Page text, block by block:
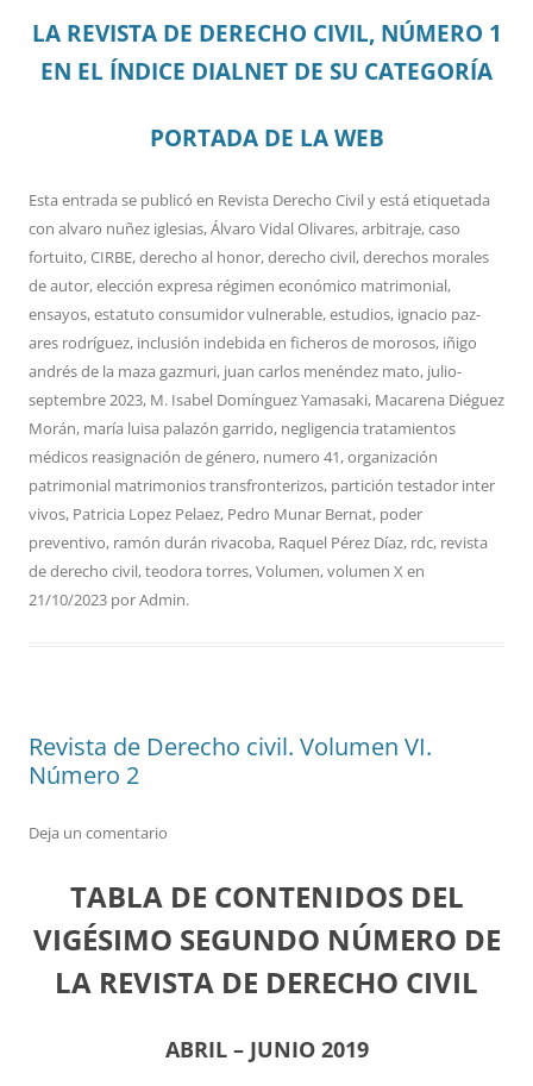
LA REVISTA DE DERECHO CIVIL, NÚMERO 1
EN EL ÍNDICE DIALNET DE SU CATEGORÍA
PORTADA DE LA WEB
Esta entrada se publicó en Revista Derecho Civily está etiquetada
con alvaro nuñez iglesias,Álvaro Vidal Olivares,arbitraje,caso
fortuito,CIRBE,derecho al honor,derecho civil,derechos morales
de autor,elección expresa régimen económico matrimonial,
ensayos,estatuto consumidor vulnerable,estudios, ignacio paz-
ares rodríguez, inclusión indebida en ficheros de morosos, iñigo
andrés de la maza gazmuri, juan carlos menéndez mato, julio-
septembre 2023, M. Isabel Domínguez Yamasaki, Macarena Diéguez
Morán, maría luisa palazón garrido, negligencia tratamientos
médicos reasignación de género, numero 41,organización
patrimonial matrimonios transfronterizos, partición testador inter
vivos, Patricia Lopez Pelaez, Pedro Munar Bernat, poder
preventivo, ramón durán rivacoba, Raquel Pérez Díaz, rdc, revista
de derecho civil,teodora torres,Volumen,volumen X en
21/10/2023 porAdmin.
Revista de Derecho civil. Volumen VI.
Número 2
Deja un comentario
TABLA DE CONTENIDOS DEL
VIGÉSIMO SEGUNDO NÚMERO DE
LA REVISTA DE DERECHO CIVIL
ABRIL – JUNIO 2019